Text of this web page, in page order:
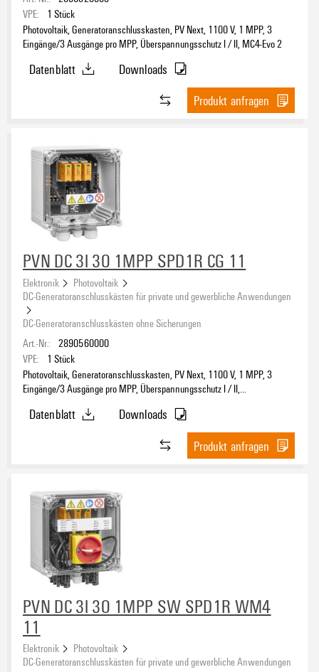
VPE:
1 Stück
Photovoltaik, Generatoranschlusskasten, PV Next, 1100 V, 1 MPP, 3
Eingänge/3 Ausgänge pro MPP, Überspannungsschutz I / II, MC4-Evo 2
Datenblatt
Downloads
Produkt anfragen
PVN DC 3I 3O 1MPP SPD1R CG 11
Elektronik
Photovoltaik
DC-Generatoranschlusskästen für private und gewerbliche Anwendungen
DC-Generatoranschlusskästen ohne Sicherungen
Art.-Nr.: 2890560000
VPE:
1 Stück
Photovoltaik, Generatoranschlusskasten, PV Next, 1100 V, 1 MPP, 3
Eingänge/3 Ausgänge pro MPP, Überspannungsschutz I / II,
Datenblatt
Downloads
Produkt anfragen
PVN DC 3I 3O 1MPP SW SPD1R WM4
11
Elektronik
Photovoltaik
DC-Generatoranschlusskästen für private und gewerbliche Anwendungen